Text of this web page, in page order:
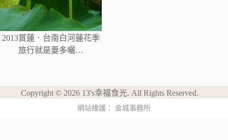
2013賞蓮．台南白河蓮花季
旅行就是要多曬…
Copyright © 2026 13's幸福食光. All Rights Reserved.
網站維護： 金城事務所